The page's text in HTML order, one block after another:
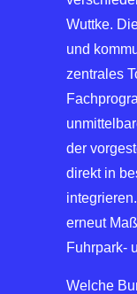
Wuttke.
und
zentrales
der
direkt in
erneut
Fuhrpark-
Welche